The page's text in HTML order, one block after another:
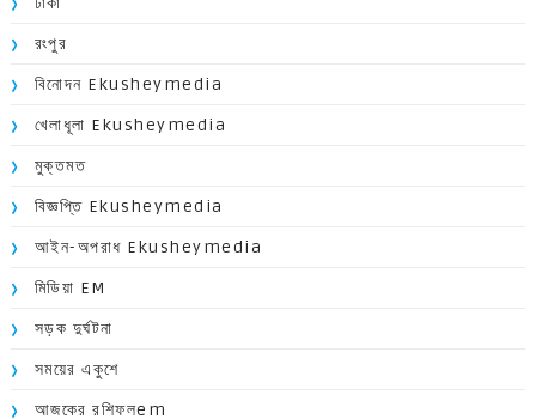
রংপুর
বিনোদন Ekusheymedia
খেলাধূলা Ekusheymedia
মুক্তমত
বিজ্ঞপ্তি Ekusheymedia
আইন-অপরাধ Ekusheymedia
মিডিয়া EM
সড়ক দুর্ঘটনা
সময়ের একুশে
আজকের রশিফলem